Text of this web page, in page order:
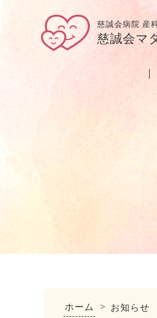
慈誠会病院 産
慈誠会マ
ホーム > お知らせ